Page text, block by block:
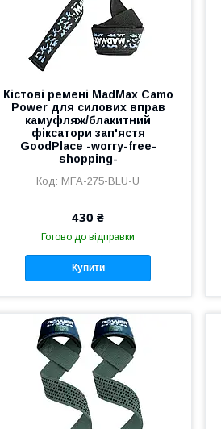
Кістові ремені MadMax Camo
Power для силових вправ
камуфляж/блакитний
фіксатори зап'ястя
GoodPlace -worry-free-
shopping-
MFA-275-BLU-U
430 ₴
Готово до відправки
Купити